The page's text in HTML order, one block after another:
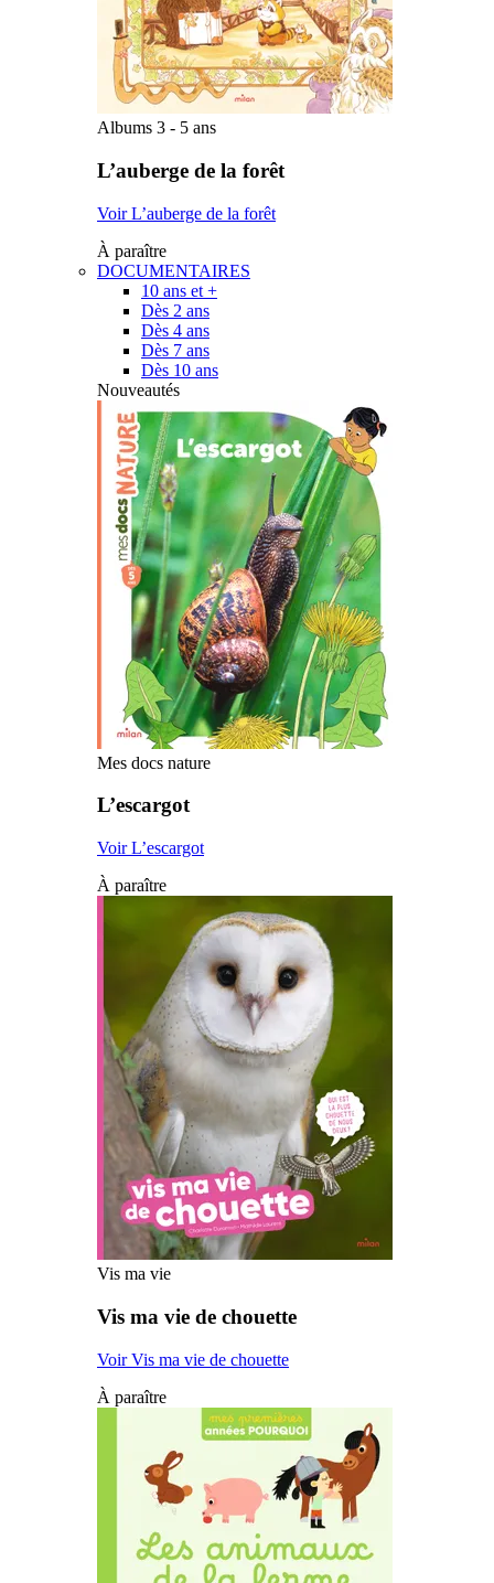
Albums 3 - 5 ans
L’auberge de la forêt
Voir L’auberge de la forêt
À paraître
DOCUMENTAIRES
10 ans et +
Dès 2 ans
Dès 4 ans
Dès 7 ans
Dès 10 ans
Nouveautés
Mes docs nature
L’escargot
Voir L’escargot
À paraître
Vis ma vie
Vis ma vie de chouette
Voir Vis ma vie de chouette
À paraître